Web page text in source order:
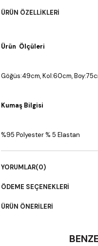
ÜRÜN ÖZELLIKLERI
Ürün Ölçüleri
Göğüs:49cm, Kol:60cm,
Kumaş Bilgisi
%95 Polyester % 5 Elastan
YORUMLAR(0)
ÖDEME SEÇENEKLERI
ÜRÜN ÖNERILERI